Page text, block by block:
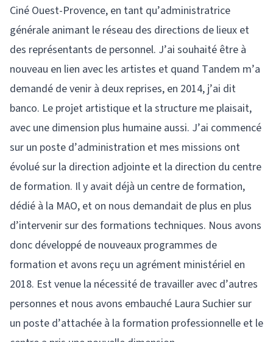
Ciné Ouest-Provence, en tant qu’administratrice
générale animant le réseau des directions de lieux et
des représentants de personnel. J’ai souhaité être à
nouveau en lien avec les artistes et quand Tandem m’a
demandé de venir à deux reprises, en 2014, j’ai dit
banco. Le projet artistique et la structure me plaisait,
avec une dimension plus humaine aussi. J’ai commencé
sur un poste d’administration et mes missions ont
évolué sur la direction adjointe et la direction du centre
de formation. Il y avait déjà un centre de formation,
dédié à la MAO, et on nous demandait de plus en plus
d’intervenir sur des formations techniques. Nous avons
donc développé de nouveaux programmes de
formation et avons reçu un agrément ministériel en
2018. Est venue la nécessité de travailler avec d’autres
personnes et nous avons embauché Laura Suchier sur
un poste d’attachée à la formation professionnelle et le